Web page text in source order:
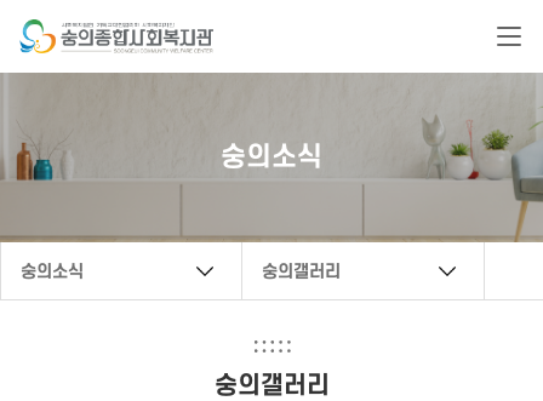
032-888-6222
숭의소식
숭의소식 숭의갤러리
숭의갤러리